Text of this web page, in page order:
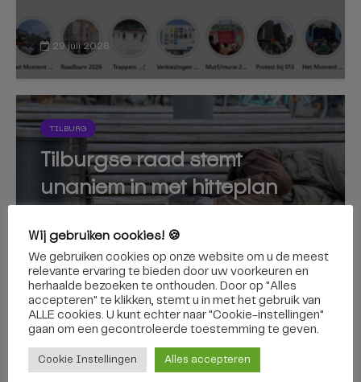
29 juli 2026
TILBURG
Tilburgse raad stemt
unaniem in met hitteplan
voor daklozen
3 juli 2026
Wij gebruiken cookies! 🍪
We gebruiken cookies op onze website om u de meest
relevante ervaring te bieden door uw voorkeuren en
herhaalde bezoeken te onthouden. Door op "Alles
accepteren" te klikken, stemt u in met het gebruik van
ALLE cookies. U kunt echter naar "Cookie-instellingen"
gaan om een ​​gecontroleerde toestemming te geven.
Cookie Instellingen Alles accepteren